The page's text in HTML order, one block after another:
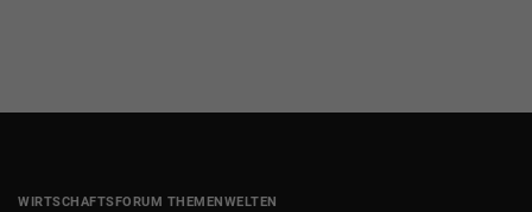
WIRTSCHAFTSFORUM THEMENWELTEN